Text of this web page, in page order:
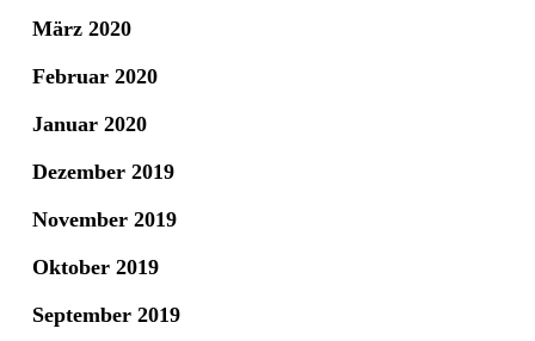
März 2020
Februar 2020
Januar 2020
Dezember 2019
November 2019
Oktober 2019
September 2019